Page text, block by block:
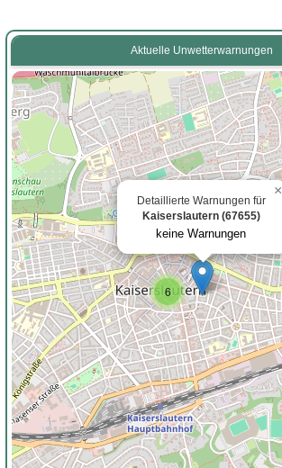
Aktuelle Unwetterwarnungen
6
Detaillierte Warnungen für
Kaiserslautern (67655)
keine Warnungen
×